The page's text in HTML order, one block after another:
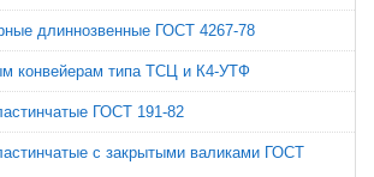
длиннозвенные ГОСТ 4267-78
конвейерам типа ТСЦ и К4-УТФ
ГОСТ 191-82
с закрытыми валиками ГОСТ